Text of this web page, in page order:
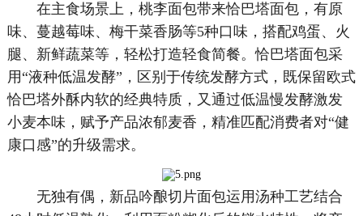
在主食场景上，桃李面包带来恰巴塔面包，有原
味、蔓越莓味、梅干菜香肠等5种口味，搭配鸡蛋、火
腿、新鲜蔬菜等，轻松打造轻食简餐。恰巴塔面包采
用“液种低温发酵”，区别于传统发酵方式，既保留欧式
恰巴塔外酥内软的经典特质，又通过低温慢发酵激发
小麦本味，赋予产品浓郁麦香，精准匹配消费者对“健
康口感”的升级需求。
无独有偶，新品吟酿切片面包运用汤种工艺结合